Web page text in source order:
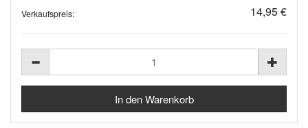
Verkaufspreis: 14,95 €